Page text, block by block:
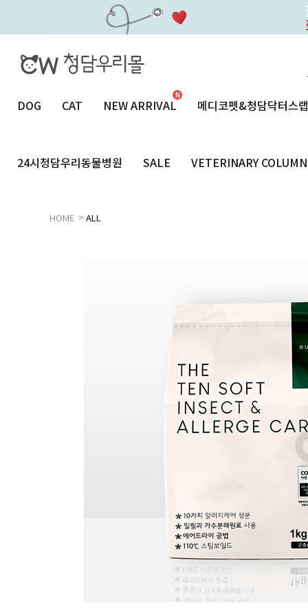
DOG CAT NEW ARRIVAL 메디코펫&청담닥터스랩
24시청담우리동물병원 SALE VETERINARY COLUMN
HOME > ALL